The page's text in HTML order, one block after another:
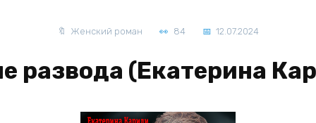
Женский роман 84 12.07.2024
развода (Екатерина